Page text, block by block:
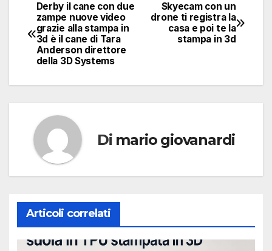
Navigazione
articoli
Skyecam con un
drone ti registra la
casa e poi te la
stampa in 3d
Derby il cane con due
zampe nuove video
grazie alla stampa in
3d è il cane di Tara
Anderson direttore
della 3D Systems
Di mario giovanardi
Articoli correlati